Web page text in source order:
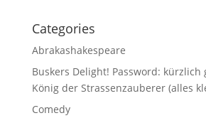
Categories
Abrakashakespeare
Buskers Delight! Password: kürzlich
König der Strassenzauberer (alles
Comedy